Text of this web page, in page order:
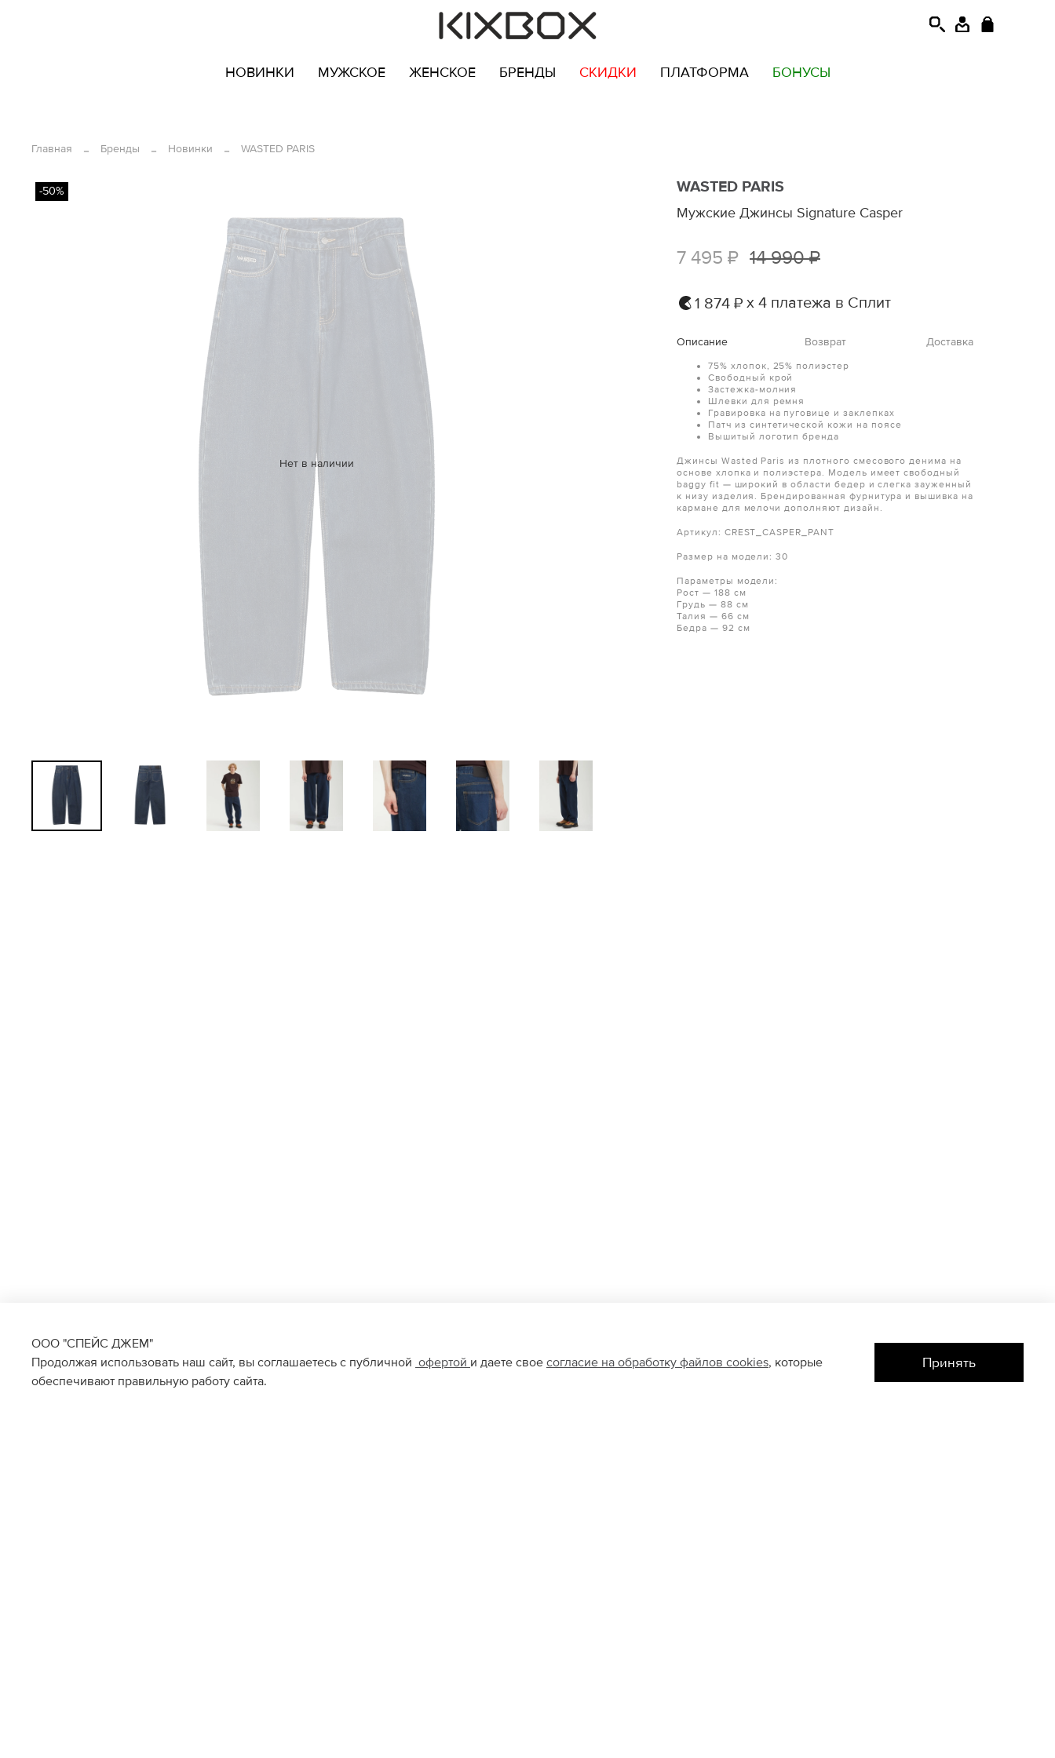
НОВИНКИ МУЖСКОЕ ЖЕНСКОЕ БРЕНДЫ СКИДКИ ПЛАТФОРМА БОНУСЫ
Главная Бренды Новинки WASTED PARIS
Нет в наличии
-50% WASTED PARIS
Мужские Джинсы Signature Casper
7 495 ₽ 14 990 ₽
1 874 ₽ х 4 платежа в Сплит
Описание Возврат Доставка
75% хлопок, 25% полиэстер
Свободный крой
Застежка-молния
Шлевки для ремня
Гравировка на пуговице и заклепках
Патч из синтетической кожи на поясе
Вышитый логотип бренда
Джинсы Wasted Paris из плотного смесового денима на
основе хлопка и полиэстера. Модель имеет свободный
baggy fit — широкий в области бедер и слегка зауженный
к низу изделия. Брендированная фурнитура и вышивка на
кармане для мелочи дополняют дизайн.
Артикул: CREST_CASPER_PANT
Размер на модели: 30
Параметры модели:
Рост — 188 см
Грудь — 88 см
Талия — 66 см
Бедра — 92 см
ООО "СПЕЙС ДЖЕМ"
Продолжая использовать наш сайт, вы соглашаетесь с публичной офертой и даете свое согласие на обработку файлов cookies, которые
обеспечивают правильную работу сайта.
Принять